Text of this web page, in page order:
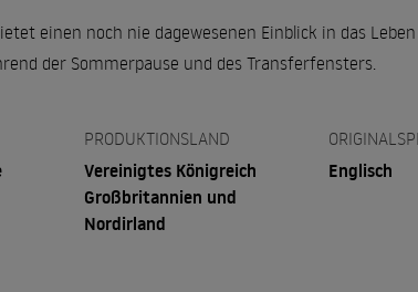
einen noch nie dagewesenen Einblick in das
der Sommerpause und des Transferfensters.
PRODUKTIONSLAND
Vereinigtes Königreich
Großbritannien und
Nordirland
Englisch